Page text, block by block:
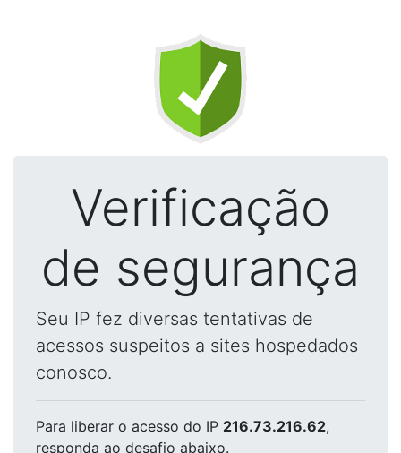
Verificação
de segurança
Seu IP fez diversas tentativas de
acessos suspeitos a sites hospedados
conosco.
Para liberar o acesso do IP 216.73.216.62,
responda ao desafio abaixo.